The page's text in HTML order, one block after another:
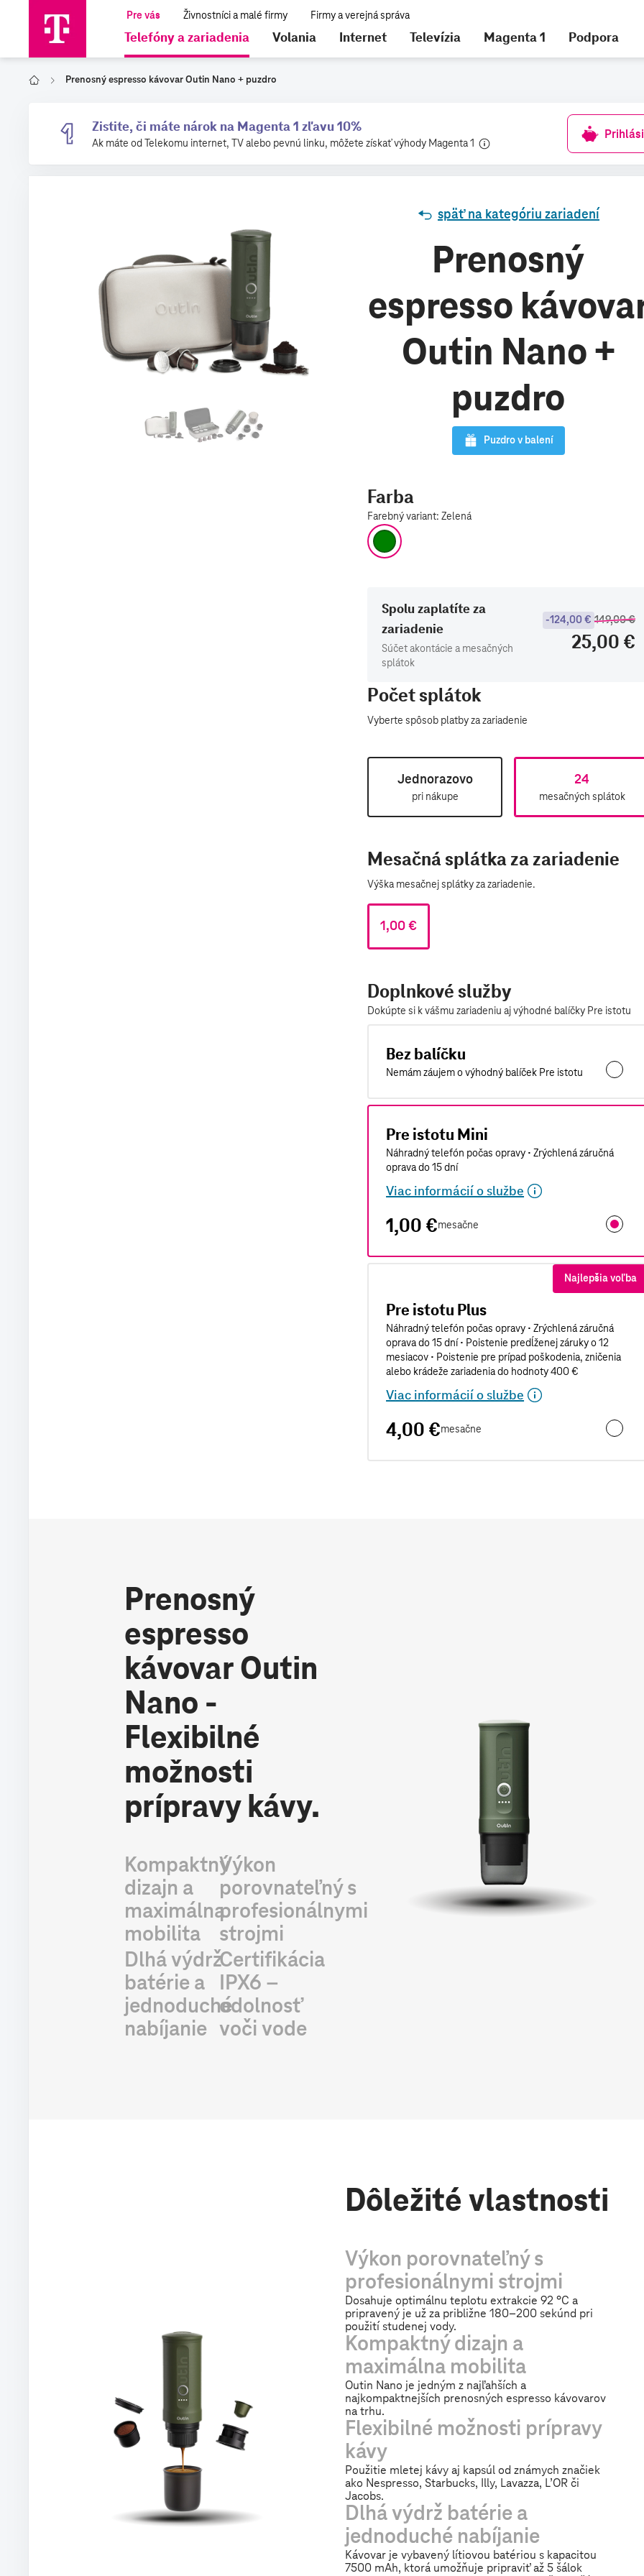
Telefóny a zariadenia Volania Internet Televízia Magenta 1 Podpora
Domov Prenosný espresso kávovar Outin Nano + puzdro
Zistite, či máte nárok na Magenta 1 zľavu 10%
Ak máte od Telekomu internet, TV alebo pevnú linku, môžete získať výhody Magenta 1
späť na kategóriu zariadení
Prenosný
espresso
Outin Nano +
puzdro
Puzdro v balení
Farba
Farebný variant: Zelená
Spolu zaplatíte za
zariadenie
Súčet akontácie a mesačných
splátok
-124,00 € 149,00 €
25,00 €
Počet splátok
Vyberte spôsob platby za zariadenie​
Jednorazovo
pri nákupe
24
mesačných splátok
Mesačná splátka za zariadenie
Výška mesačnej splátky za zariadenie.
1,00 €
Doplnkové služby
Dokúpte si k vášmu zariadeniu aj výhodné balíčky Pre istotu
Bez balíčku
Nemám záujem o výhodný balíček Pre istotu
Pre istotu Mini
Náhradný telefón počas opravy • Zrýchlená záručná
oprava do 15 dní
Viac informácií o službe
1,00 €mesačne Pre
Najlepšia voľba
Pre istotu Plus
Náhradný telefón počas opravy • Zrýchlená záručná
oprava do 15 dní • Poistenie predĺženej záruky o 12
mesiacov • Poistenie pre prípad poškodenia, zničenia
alebo krádeže zariadenia do hodnoty 400 €
Viac informácií o službe
4,00 €mesačne Pre